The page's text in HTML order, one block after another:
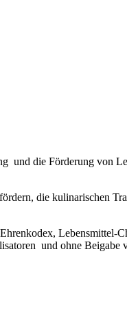
und die Förderung von
die kulinarischen
Lebensmittel-
und ohne